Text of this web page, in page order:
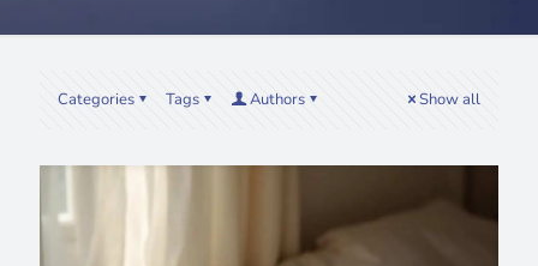
Categories Tags Authors Show all